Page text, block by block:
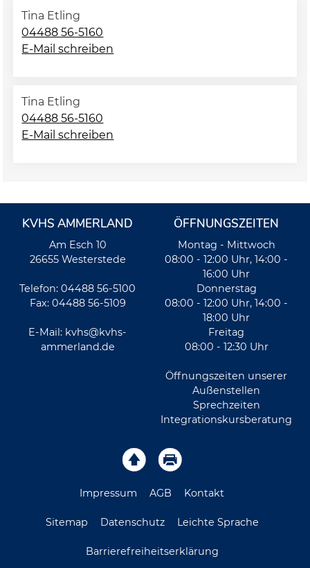
Tina Etling
04488 56-5160
E-Mail schreiben
Tina Etling
04488 56-5160
E-Mail schreiben
KVHS AMMERLAND
Am Esch 10
26655 Westerstede
Telefon: 04488 56-5100
Fax: 04488 56-5109
E-Mail: kvhs@kvhs-
ammerland.de
ÖFFNUNGSZEITEN
Montag - Mittwoch
08:00 - 12:00 Uhr, 14:00 -
16:00 Uhr
Donnerstag
08:00 - 12:00 Uhr, 14:00 -
18:00 Uhr
Freitag
08:00 - 12:30 Uhr
Öffnungszeiten unserer
Außenstellen
Sprechzeiten
Integrationskursberatung
Impressum AGB Kontakt
Sitemap Datenschutz Leichte Sprache
Barrierefreiheitserklärung